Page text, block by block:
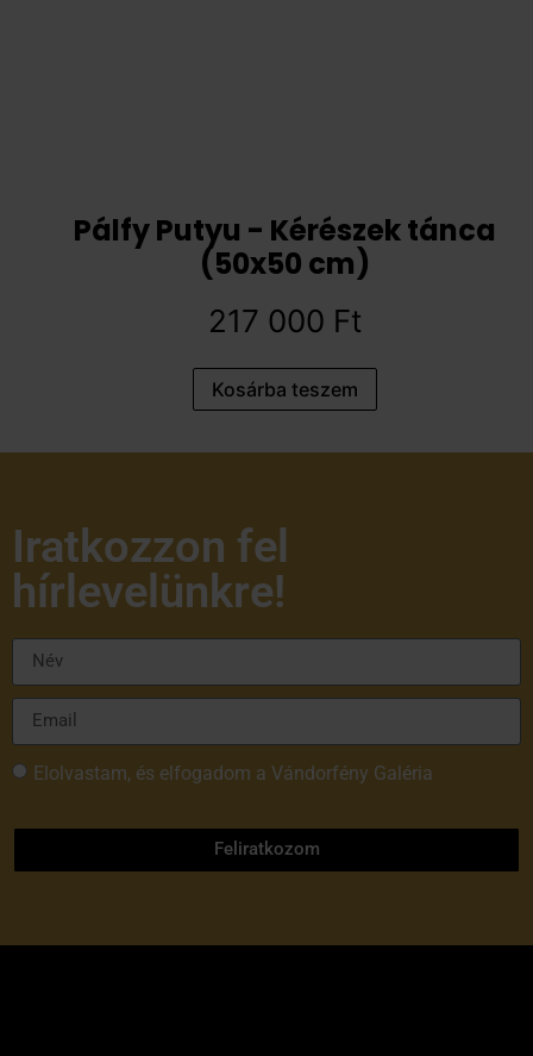
Pálfy Putyu - Kérészek tánca
(50x50 cm)
217 000 Ft
Kosárba teszem
Iratkozzon fel
hírlevelünkre!
Elolvastam, és elfogadom a Vándorfény Galéria
Feliratkozom